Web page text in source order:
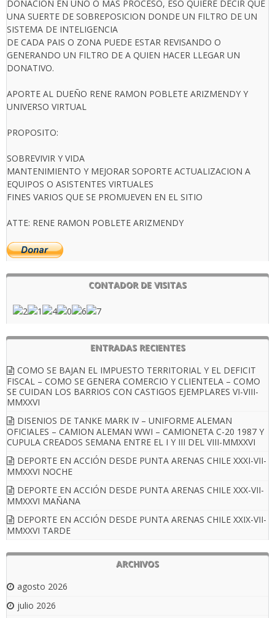
DONACION EN UNO O MAS PROCESO, ESO QUIERE DECIR QUE
UNA SUERTE DE SOBREPOSICION DONDE UN FILTRO DE UN
SISTEMA DE INTELIGENCIA
DE CADA PAIS O ZONA PUEDE ESTAR REVISANDO O
GENERANDO UN FILTRO DE A QUIEN HACER LLEGAR UN
DONATIVO.
APORTE AL DUEÑO RENE RAMON POBLETE ARIZMENDY Y
UNIVERSO VIRTUAL
PROPOSITO:
SOBREVIVIR Y VIDA
MANTENIMIENTO Y MEJORAR SOPORTE ACTUALIZACION A
EQUIPOS O ASISTENTES VIRTUALES
FINES VARIOS QUE SE PROMUEVEN EN EL SITIO
ATTE: RENE RAMON POBLETE ARIZMENDY
CONTADOR DE VISITAS
ENTRADAS RECIENTES
COMO SE BAJAN EL IMPUESTO TERRITORIAL Y EL DEFICIT
FISCAL – COMO SE GENERA COMERCIO Y CLIENTELA – COMO
SE CUIDAN LOS BARRIOS CON CASTIGOS EJEMPLARES VI-VIII-
MMXXVI
DISENIOS DE TANKE MARK IV – UNIFORME ALEMAN
OFICIALES – CAMION ALEMAN WWI – CAMIONETA C-20 1987 Y
CUPULA CREADOS SEMANA ENTRE EL I Y III DEL VIII-MMXXVI
DEPORTE EN ACCIÓN DESDE PUNTA ARENAS CHILE XXXI-VII-
MMXXVI NOCHE
DEPORTE EN ACCIÓN DESDE PUNTA ARENAS CHILE XXX-VII-
MMXXVI MAÑANA
DEPORTE EN ACCIÓN DESDE PUNTA ARENAS CHILE XXIX-VII-
MMXXVI TARDE
ARCHIVOS
agosto 2026
julio 2026